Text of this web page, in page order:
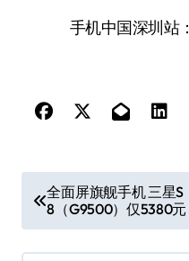
手机中国深圳站：
章
导
全面屏旗舰手机 三星S
8（G9500）仅5380元